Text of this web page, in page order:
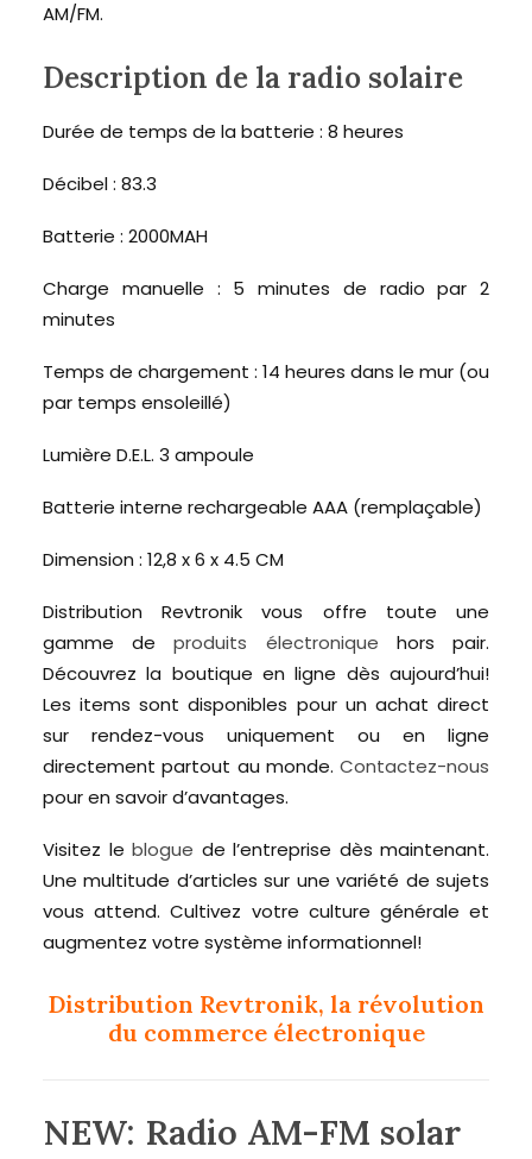
AM/FM.
Description de la radio solaire
Durée de temps de la batterie : 8 heures
Décibel : 83.3
Batterie : 2000MAH
Charge manuelle : 5 minutes de radio par 2
minutes
Temps de chargement : 14 heures dans le mur (ou
par temps ensoleillé)
Lumière D.E.L. 3 ampoule
Batterie interne rechargeable AAA (remplaçable)
Dimension : 12,8 x 6 x 4.5 CM
Distribution Revtronik vous offre toute une
gamme deproduits électronique hors pair.
Découvrez la boutique en ligne dès aujourd’hui!
Les items sont disponibles pour un achat direct
sur rendez-vous uniquement ou en ligne
directement partout au monde. Contactez-nous
pour en savoir d’avantages.
Visitez le blogue de l’entreprise dès maintenant.
Une multitude d’articles sur une variété de sujets
vous attend. Cultivez votre culture générale et
augmentez votre système informationnel!
Distribution Revtronik, la révolution
du commerce électronique
NEW: Radio AM-FM solar